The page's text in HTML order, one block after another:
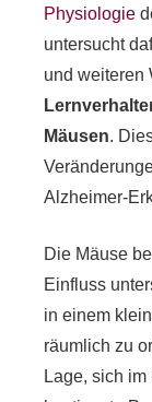
Physiologie
untersucht
und weiteren
Mäusen.
Alzheimer-
Die Mäuse
Einfluss
in einem
räumlich zu
Lage, sich im